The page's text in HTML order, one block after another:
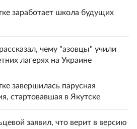
заработает школа будущих
чему "азовцы" учили
лагерях на Украине
завершилась парусная
стартовавшая в Якутске
заявил, что верит в версию